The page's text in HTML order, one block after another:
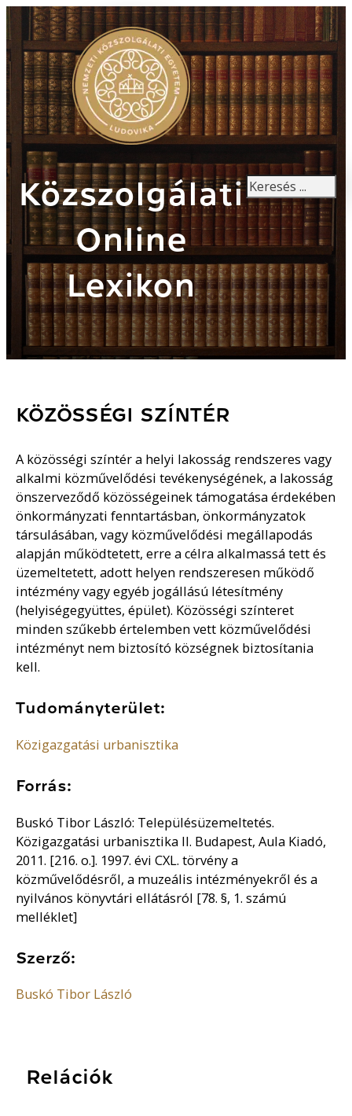
Közszolgálati
Online
Lexikon
Keresés
KÖZÖSSÉGI SZÍNTÉR
A közösségi színtér a helyi lakosság rendszeres vagy
alkalmi közművelődési tevékenységének, a lakosság
önszerveződő közösségeinek támogatása érdekében
önkormányzati fenntartásban, önkormányzatok
társulásában, vagy közművelődési megállapodás
alapján működtetett, erre a célra alkalmassá tett és
üzemeltetett, adott helyen rendszeresen működő
intézmény vagy egyéb jogállású létesítmény
(helyiségegyüttes, épület). Közösségi színteret
minden szűkebb értelemben vett közművelődési
intézményt nem biztosító községnek biztosítania
kell.
Tudományterület:
Közigazgatási urbanisztika
Forrás:
Buskó Tibor László: Településüzemeltetés.
Közigazgatási urbanisztika II. Budapest, Aula Kiadó,
2011. [216. o.]. 1997. évi CXL. törvény a
közművelődésről, a muzeális intézményekről és a
nyilvános könyvtári ellátásról [78. §, 1. számú
melléklet]
Szerző:
Buskó Tibor László
Relációk